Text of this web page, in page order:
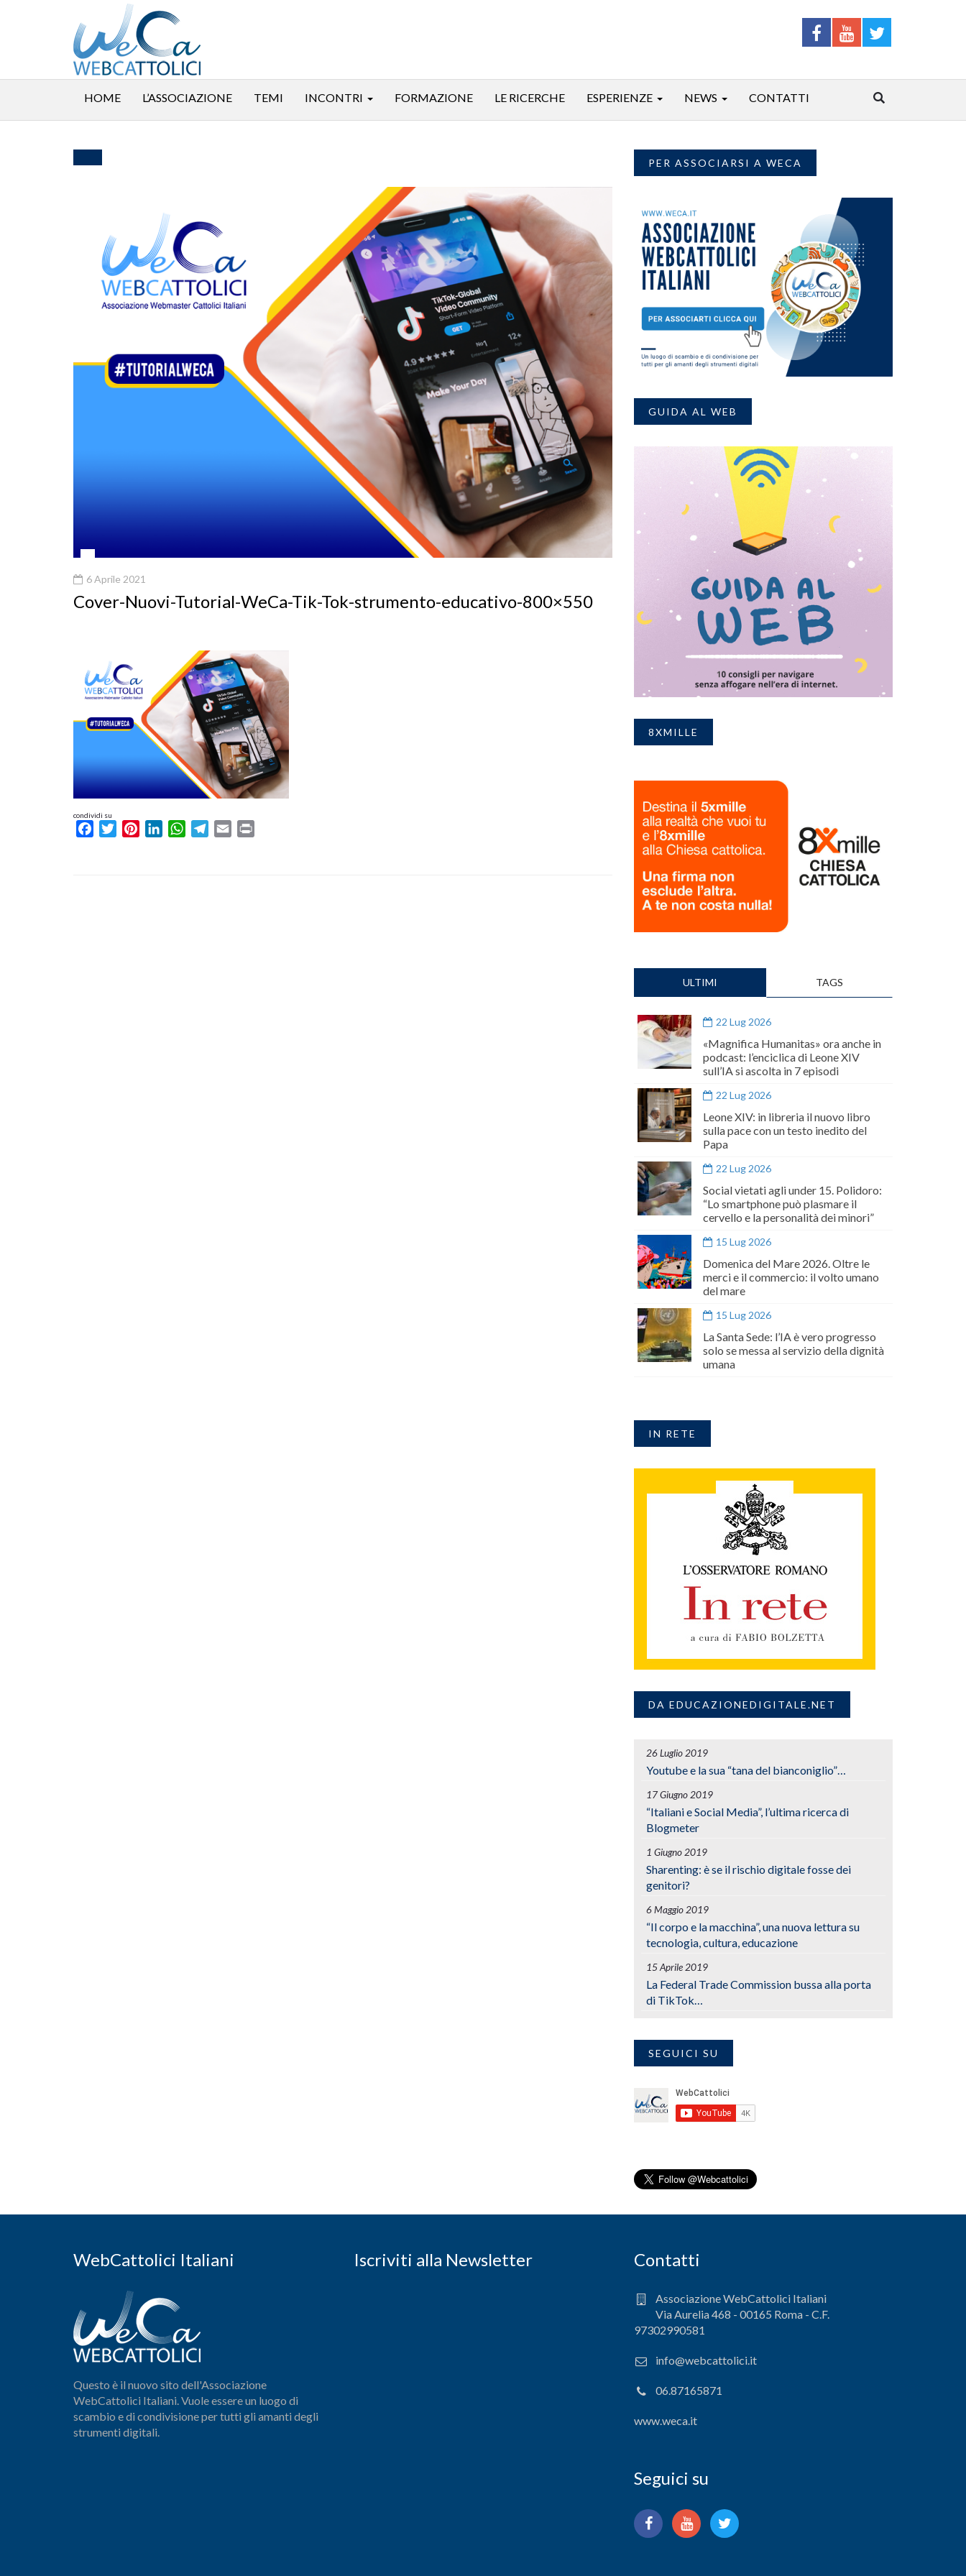
HOME L’ASSOCIAZIONE TEMI INCONTRI FORMAZIONE LE RICERCHE ESPERIENZE NEWS CONTATTI
6 Aprile 2021
Cover-Nuovi-Tutorial-WeCa-Tik-Tok-strumento-educativo-800×550
condividi su
FacebookTwitterPinterestLinkedInWhatsAppTelegram
Email
PER ASSOCIARSI A WECA
GUIDA AL WEB
8XMILLE
ULTIMI TAGS
22 Lug 2026
«Magnifica Humanitas» ora anche in
podcast: l’enciclica di Leone XIV
sull’IA si ascolta in 7 episodi
22 Lug 2026
Leone XIV: in libreria il nuovo libro
sulla pace con un testo inedito del
Papa
22 Lug 2026
Social vietati agli under 15. Polidoro:
“Lo smartphone può plasmare il
cervello e la personalità dei minori”
15 Lug 2026
Domenica del Mare 2026. Oltre le
merci e il commercio: il volto umano
del mare
15 Lug 2026
La Santa Sede: l’IA è vero progresso
solo se messa al servizio della dignità
umana
IN RETE
DA EDUCAZIONEDIGITALE.NET
26 Luglio 2019
Youtube e la sua “tana del bianconiglio”…
17 Giugno 2019
“Italiani e Social Media”, l’ultima ricerca di
Blogmeter
1 Giugno 2019
Sharenting: è se il rischio digitale fosse dei
genitori?
6 Maggio 2019
“Il corpo e la macchina”, una nuova lettura su
tecnologia, cultura, educazione
15 Aprile 2019
La Federal Trade Commission bussa alla porta
di TikTok…
SEGUICI SU
WebCattolici Italiani
Questo è il nuovo sito dell'Associazione
WebCattolici Italiani. Vuole essere un luogo di
scambio e di condivisione per tutti gli amanti degli
strumenti digitali.
Iscriviti alla Newsletter Contatti
Associazione WebCattolici Italiani
Via Aurelia 468 - 00165 Roma - C.F.
97302990581
info@webcattolici.it
06.87165871
www.weca.it
Seguici su